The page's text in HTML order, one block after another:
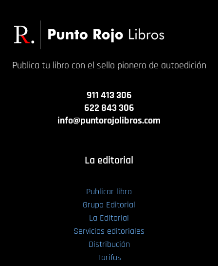
Publica tu libro con el sello pionero de autoedición
911 413 306
622 843 306
info@puntorojolibros.com
La editorial
Publicar libro
Grupo Editorial
La Editorial
Servicios editoriales
Distribución
Tarifas